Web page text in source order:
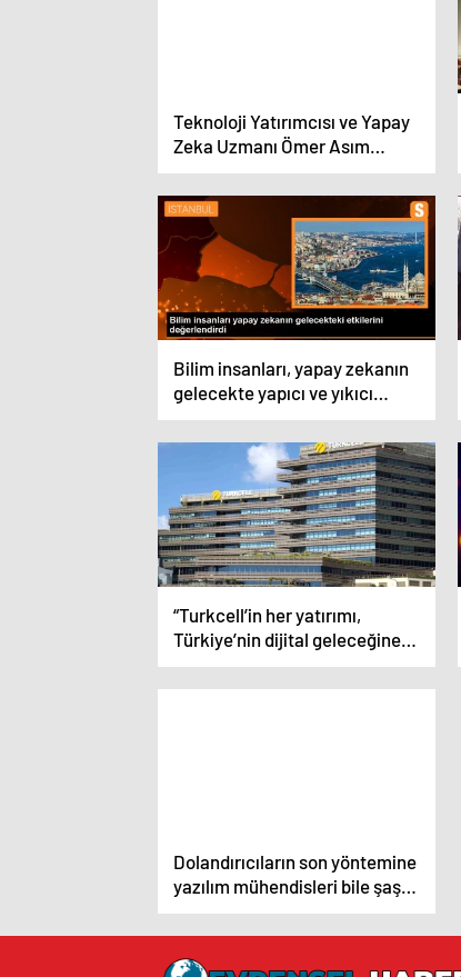
Teknoloji Yatırımcısı ve Yapay
Zeka Uzmanı Ömer Asım
Öztürk – Yeni Meslekler ve
Fırsatlar Kapıda!
Bilim insanları, yapay zekanın
gelecekte yapıcı ve yıkıcı
etkileri olabileceğini
düşünüyor
“Turkcell’in her yatırımı,
Türkiye’nin dijital geleceğine
yatırımdır”
Dolandırıcıların son yöntemine
yazılım mühendisleri bile şaştı
kaldı